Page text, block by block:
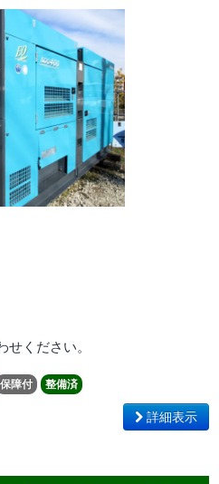
ください。
保障付 整備済
詳細表示